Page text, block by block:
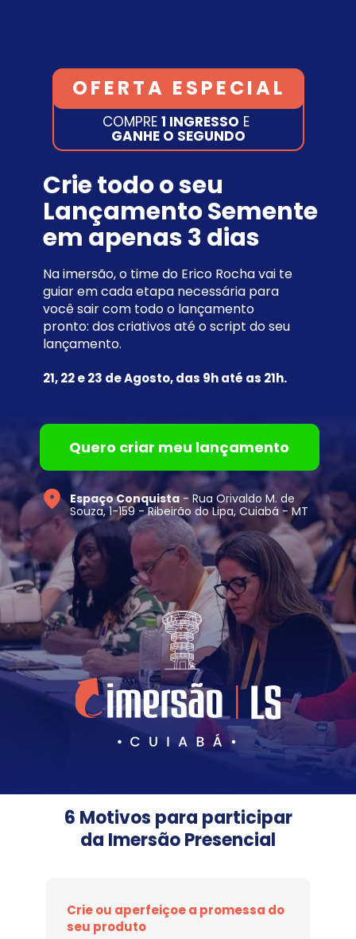
Crie todo o seu
Lançamento Semente
em apenas 3 dias
Na imersão, o time do Erico Rocha vai te
guiar em cada etapa necessária para
você sair com todo o lançamento
pronto: dos criativos até o script do seu
lançamento.
OFERTA ESPECIAL
21, 22 e 23 de Agosto, das 9h até as 21h.
COMPRE 1 INGRESSO
GANHE O SEGUNDO
Quero criar meu lançamento
Espaço Conquista - Rua Orivaldo M. de
Souza, 1-159 - Ribeirão do Lipa, Cuiabá - MT
da Imersão Presencial
Crie ou aperfeiçoe a promessa do
seu produto